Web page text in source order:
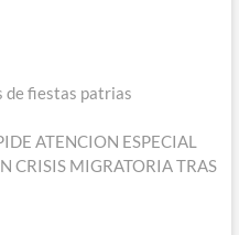
de fiestas patrias
ATENCION ESPECIAL
CRISIS MIGRATORIA TRAS